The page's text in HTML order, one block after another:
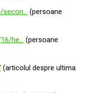
secon… (persoane
he… (persoane
(articolul despre ultima